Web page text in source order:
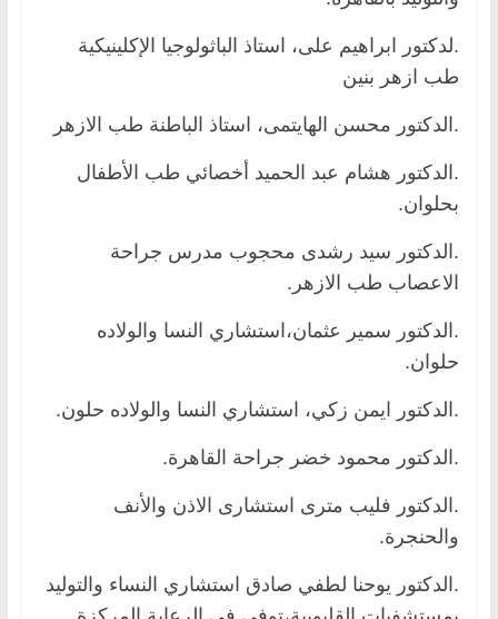
.لدكتور ابراهيم على، استاذ الباثولوجيا الإكلينيكية
طب ازهر بنين
.الدكتور محسن الهايتمى، استاذ الباطنة طب الازهر
.الدكتور هشام عبد الحميد أخصائي طب الأطفال
بحلوان.
.الدكتور سيد رشدى محجوب مدرس جراحة
الاعصاب طب الازهر.
.الدكتور سمير عثمان،استشاري النسا والولاده
حلوان.
.الدكتور ايمن زكي، استشاري النسا والولاده حلون.
.الدكتور محمود خضر جراحة القاهرة.
.الدكتور فليب مترى استشارى الاذن والأنف
والحنجرة.
.الدكتور يوحنا لطفي صادق استشاري النساء والتوليد